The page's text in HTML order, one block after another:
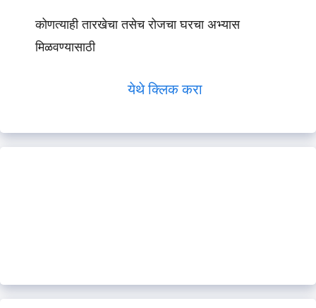
कोणत्याही तारखेचा तसेच रोजचा घरचा अभ्यास
मिळवण्यासाठी
येथे क्लिक करा